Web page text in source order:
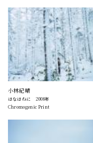
小林紀晴
はなはねに 2008年
Chromogenic Print